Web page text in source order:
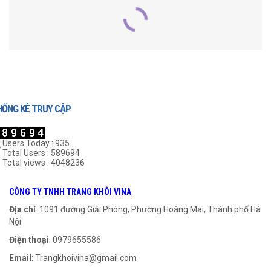
Khớp Nối Cao Su FCL-315
999₫ 999 ₫
KÊ TRUY CẬP
Users Today : 935
Total Users : 589694
Total views : 4048236
CÔNG TY TNHH TRANG KHÔI VINA
Địa chỉ: 1091 đường Giải Phóng, Phường Hoàng Mai, Thành phố Hà
Nội
Điện thoại: 0979655586
Email : Trangkhoivina@gmail.com